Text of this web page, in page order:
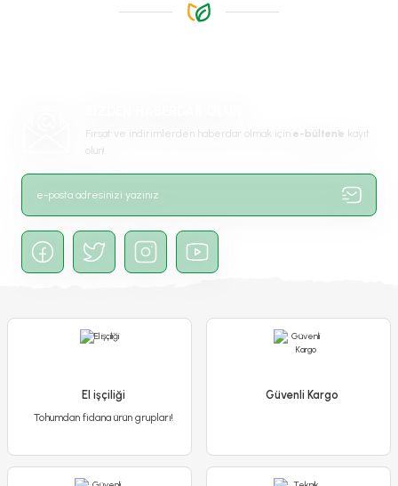
Ürün resmi kalitesiz, bozuk veya görüntülenemiyor.
Gönder
Frezya ( Fresia ) Soğanı Double - Arpa Çiçeği - Kırmızı
75,00 TL
Fırsat ve indirimlerden haberdar olmak için e-bülten’e kayıt
olun!
El işçiliği
Tohumdan fidana ürün grupları!
Güvenli Kargo